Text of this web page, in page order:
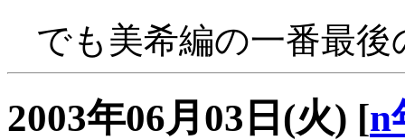
でも美希編の一番最
2003年06月03日(火) [n